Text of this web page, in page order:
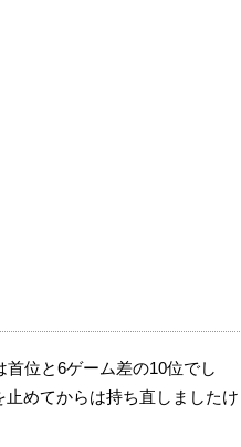
位と6ゲーム差の10位でし
めてからは持ち直しましたけ